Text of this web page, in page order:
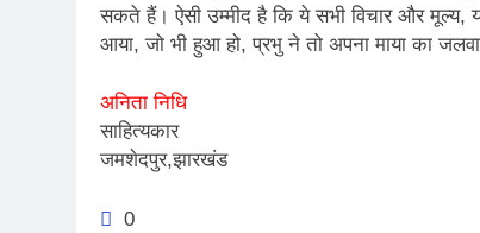
सकते हैं। ऐसी उम्मीद है कि ये सभी विचार और मूल्य,
आया, जो भी हुआ हो, प्रभु ने तो अपना माया का जलवा
अनिता निधि
साहित्यकार
जमशेदपुर,झारखंड
0